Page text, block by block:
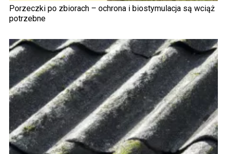
Porzeczki po zbiorach – ochrona i biostymulacja są wciąż
potrzebne